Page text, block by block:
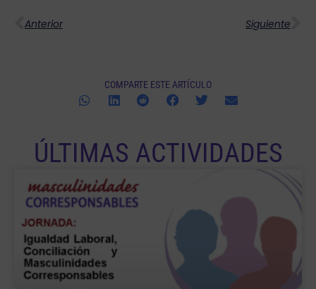
Anterior Siguiente
COMPARTE ESTE ARTÍCULO
ÚLTIMAS ACTIVIDADES